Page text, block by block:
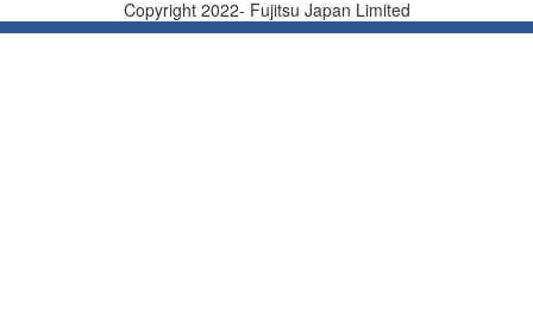
Copyright 2022- Fujitsu Japan Limited